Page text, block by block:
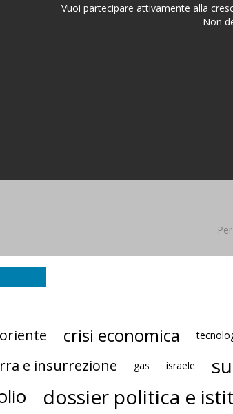
Vuoi partecipare attivamente alla
Non
crisi economica
e insurrezione
gas israele
dossier politica e